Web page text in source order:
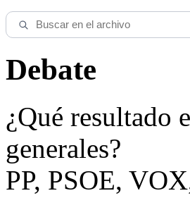
Debate
¿Qué resultado
generales?
PP, PSOE,